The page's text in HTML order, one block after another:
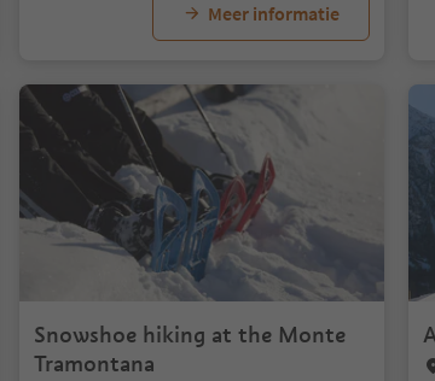
Meer informatie
Snowshoe hiking at the Monte
Tramontana